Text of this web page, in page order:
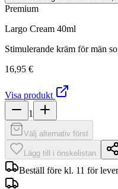
Premium
Largo Cream 40ml
Stimulerande kräm för män
16,95 €
Visa produkt
1
Välj alternativ först
Lägg till i önskelistan
Beställ före kl. 11 för